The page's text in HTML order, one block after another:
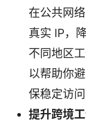
在公共网
真实 IP，
不同地区
以帮助你
保稳定访
提升跨境